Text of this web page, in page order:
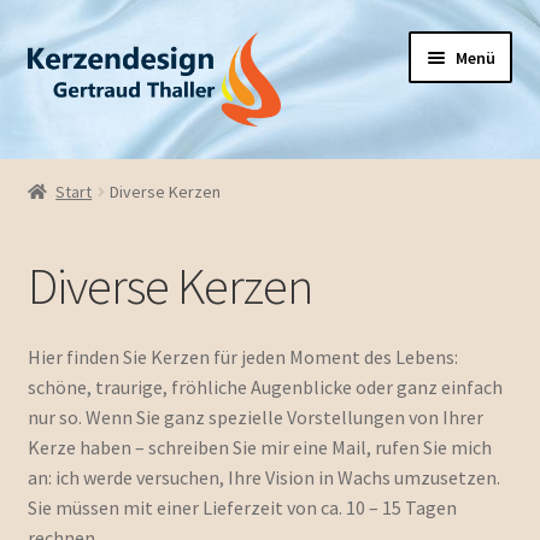
Zur
Navigation
springen
Zum
Inhalt
springen
Menü
Hochzeit
Geburtstag
Saison
Trauerkerzen
Diverse Kerzen
Start Diverse Kerzen
Diverse Kerzen
Hier finden Sie Kerzen für jeden Moment des Lebens:
schöne, traurige, fröhliche Augenblicke oder ganz einfach
nur so. Wenn Sie ganz spezielle Vorstellungen von Ihrer
Kerze haben – schreiben Sie mir eine Mail, rufen Sie mich
an: ich werde versuchen, Ihre Vision in Wachs umzusetzen.
Sie müssen mit einer Lieferzeit von ca. 10 – 15 Tagen